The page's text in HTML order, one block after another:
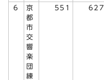
6
京
都
市
交
響
楽
団
練
551 627